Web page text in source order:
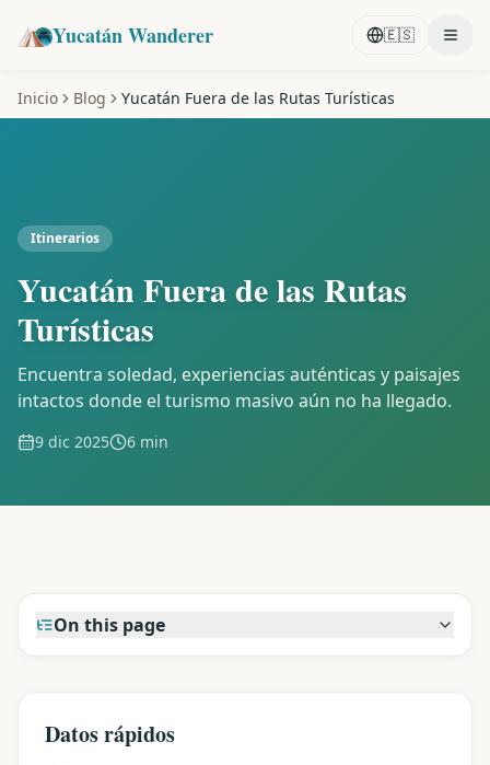
Yucatán Wanderer 🇪🇸
Inicio Blog Yucatán Fuera de las Rutas Turísticas
Itinerarios
Yucatán Fuera de las Rutas
Turísticas
Encuentra soledad, experiencias auténticas y paisajes
intactos donde el turismo masivo aún no ha llegado.
9 dic 2025 6 min
On this page
Datos rápidos